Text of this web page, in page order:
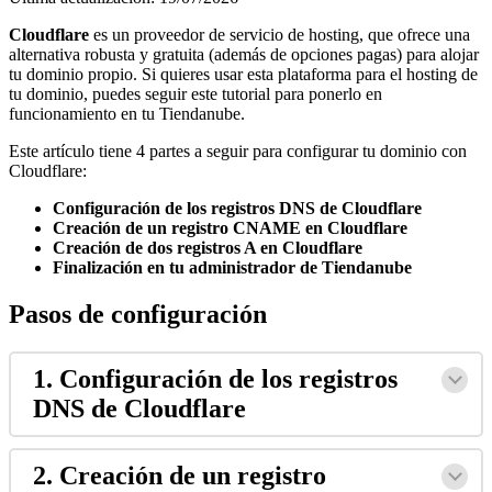
Cloudflare es un proveedor de servicio de hosting, que ofrece una
alternativa robusta y gratuita (además de opciones pagas) para alojar
tu dominio propio. Si quieres usar esta plataforma para el hosting de
tu dominio, puedes seguir este tutorial para ponerlo en
funcionamiento en tu Tiendanube.
Este artículo tiene 4 partes a seguir para configurar tu dominio con
Cloudflare:
Configuración de los registros DNS de Cloudflare
Creación de un registro CNAME en Cloudflare
Creación de dos registros A en Cloudflare
Finalización en tu administrador de Tiendanube
Pasos de configuración
1. Configuración de los registros
DNS de Cloudflare
2. Creación de un registro